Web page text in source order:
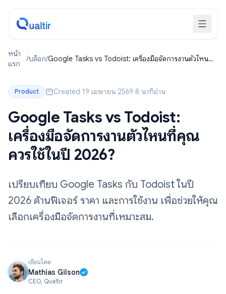
หน้า
แรก
/บล็อก/Google Tasks vs Todoist: เครื่องมือจัดการงานตัวไหนที่
Product Created 19 เมษายน 2569·8 นาทีอ่าน
Google Tasks vs Todoist:
เครื่องมือจัดการงานตัวไหนที่คุณ
ควรใช้ในปี 2026?
เปรียบเทียบ Google Tasks กับ Todoist ในปี
2026 ด้านฟีเจอร์ ราคา และการใช้งาน เพื่อช่วยให้คุณ
เลือกเครื่องมือจัดการงานที่เหมาะสม.
เขียนโดย
Mathias Gilson
CEO, Qualtir